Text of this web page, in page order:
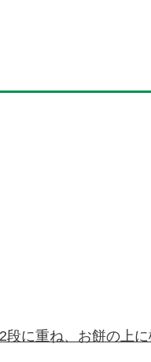
段に重ね、お餅の上